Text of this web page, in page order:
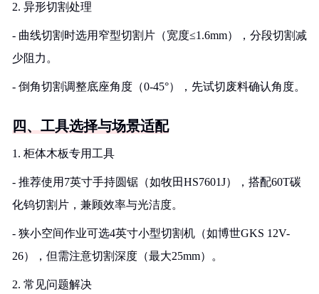
2. 异形切割处理
- 曲线切割时选用窄型切割片（宽度≤1.6mm），分段切割减
少阻力。
- 倒角切割调整底座角度（0-45°），先试切废料确认角度。
四、工具选择与场景适配
1. 柜体木板专用工具
- 推荐使用7英寸手持圆锯（如牧田HS7601J），搭配60T碳
化钨切割片，兼顾效率与光洁度。
- 狭小空间作业可选4英寸小型切割机（如博世GKS 12V-
26），但需注意切割深度（最大25mm）。
2. 常见问题解决